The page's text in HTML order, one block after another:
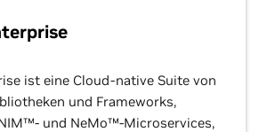
ist eine Cloud-native Suite von
und Frameworks,
und NeMo™-Microservices,